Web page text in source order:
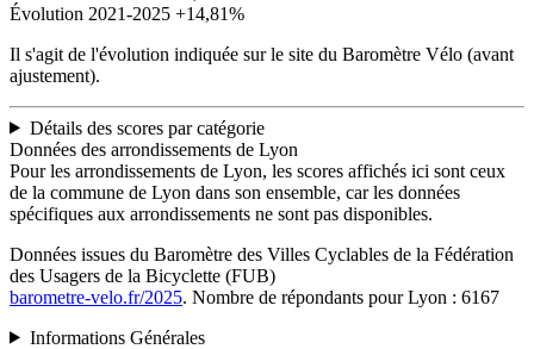
Évolution 2021-2025 +14,81%
Il s'agit de l'évolution indiquée sur le site du Baromètre Vélo (avant
ajustement).
Détails des scores par catégorie
Données des arrondissements de Lyon
Pour les arrondissements de Lyon, les scores affichés ici sont ceux
de la commune de Lyon dans son ensemble, car les données
spécifiques aux arrondissements ne sont pas disponibles.
Données issues du Baromètre des Villes Cyclables de la Fédération
des Usagers de la Bicyclette (FUB)
barometre-velo.fr/2025. Nombre de répondants pour Lyon : 6167
Informations Générales